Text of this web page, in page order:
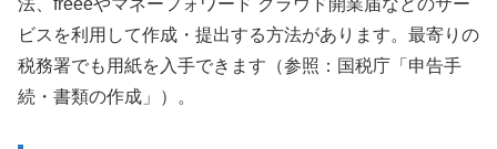
法、freeeやマネーフォワード クラウド開業届などのサー
ビスを利用して作成・提出する方法があります。最寄りの
税務署でも用紙を入手できます（参照：国税庁「申告手
続・書類の作成」）。